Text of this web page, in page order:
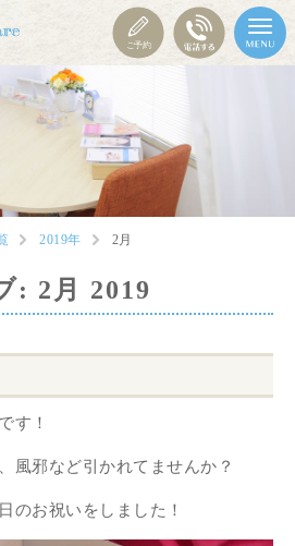
2019年 2月
: 2月 2019
す！
風邪など引かれてませんか？
のお祝いをしました！